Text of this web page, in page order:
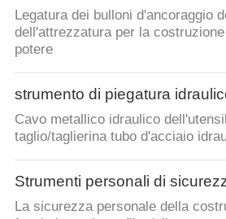
Legatura dei bulloni d'ancoraggio
dell'attrezzatura per la
potere
strumento di piegatura
Cavo metallico idraulico
taglio/taglierina tubo d'acciaio
Strumenti personali di
La sicurezza personale della